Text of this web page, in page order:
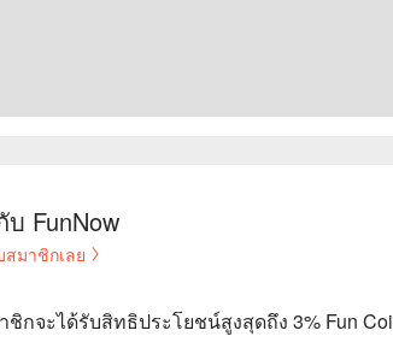
FunNow
มาชิกเลย
ชิกจะได้รับสิทธิประโยชน์สูงสุดถึง 3% Fun